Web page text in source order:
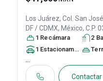
Los Juárez, Col. San
DF / CDMX, México, C.P.
1 Recámara 2
1 Estacionamiento
...
Contactar